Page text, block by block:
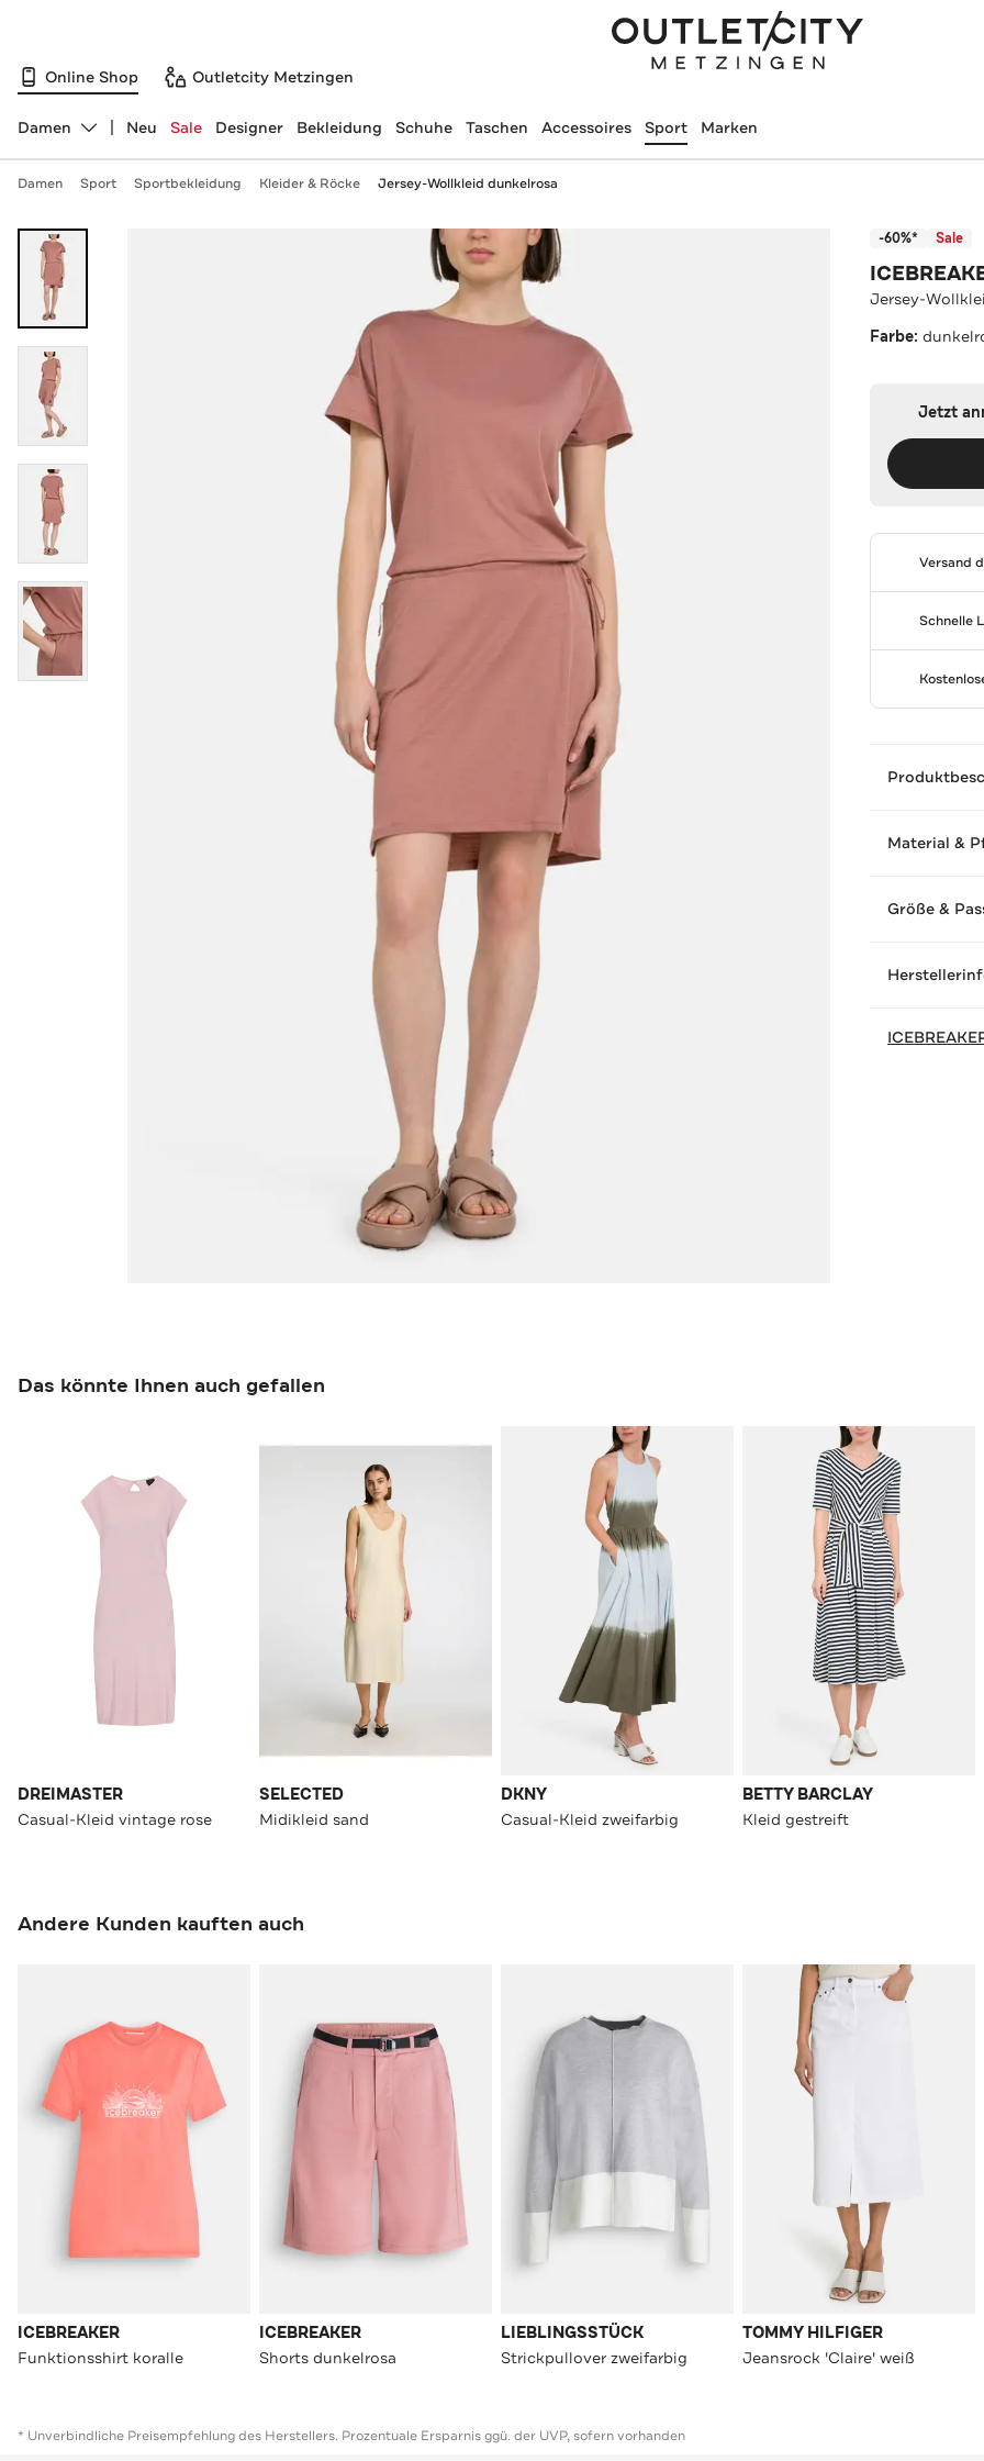
Online Shop Outletcity Metzingen
Abteilung ändern, ausgewählt:
Damen Neu Sale Designer Bekleidung Schuhe Taschen Accessoires Sport Marken
Damen Sport Sportbekleidung Kleider & Röcke Jersey-Wollkleid dunkelrosa
-60%* Sale
Jersey-
Farbe:
Jetzt
Versand
Schnelle
Material &
Größe &
Das könnte Ihnen auch gefallen
DREIMASTER
Casual-Kleid vintage rose
SELECTED
Midikleid sand
DKNY
Casual-Kleid zweifarbig
BETTY BARCLAY
Kleid gestreift
Andere Kunden kauften auch
ICEBREAKER
Funktionsshirt koralle
ICEBREAKER
Shorts dunkelrosa
LIEBLINGSSTÜCK
Strickpullover zweifarbig
TOMMY HILFIGER
Jeansrock 'Claire' weiß
* Unverbindliche Preisempfehlung des Herstellers. Prozentuale Ersparnis ggü. der UVP, sofern vorhanden